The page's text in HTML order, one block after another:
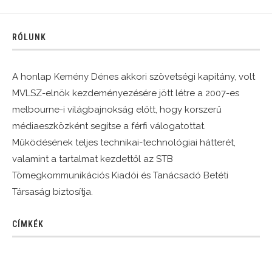
RÓLUNK
A honlap Kemény Dénes akkori szövetségi kapitány, volt
MVLSZ-elnök kezdeményezésére jött létre a 2007-es
melbourne-i világbajnokság előtt, hogy korszerű
médiaeszközként segítse a férfi válogatottat.
Működésének teljes technikai-technológiai hátterét,
valamint a tartalmat kezdettől az STB
Tömegkommunikációs Kiadói és Tanácsadó Betéti
Társaság biztosítja.
CÍMKÉK